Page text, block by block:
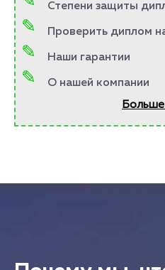
Степени защиты
Проверить диплом
Наши гарантии
О нашей компании